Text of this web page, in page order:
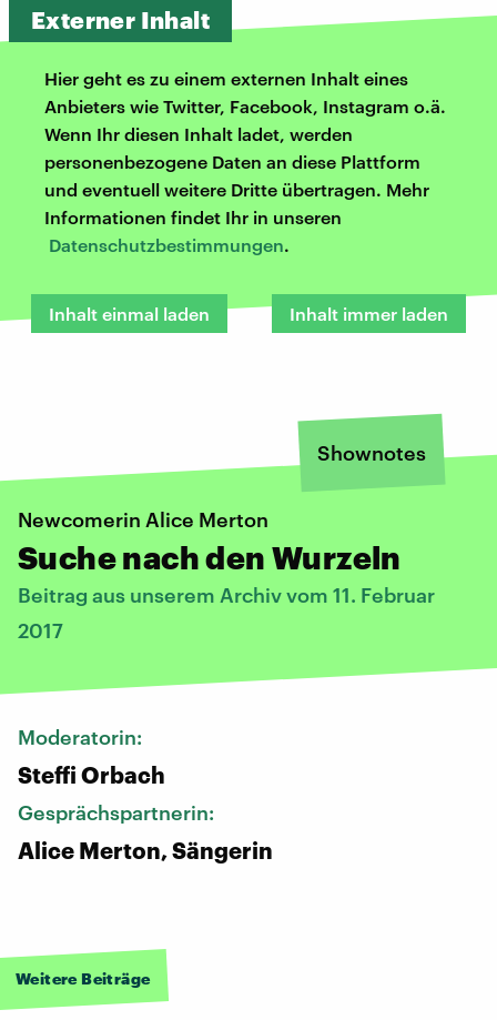
Externer Inhalt
Hier geht es zu einem externen Inhalt eines
Anbieters wie Twitter, Facebook, Instagram o.ä.
Wenn Ihr diesen Inhalt ladet, werden
personenbezogene Daten an diese Plattform
und eventuell weitere Dritte übertragen. Mehr
Informationen findet Ihr in unseren
Datenschutzbestimmungen.
Inhalt einmal laden Inhalt immer laden
Shownotes
Newcomerin Alice Merton
Suche nach den Wurzeln
Beitrag aus unserem Archiv vom 11. Februar
2017
Moderatorin:
Steffi Orbach
Gesprächspartnerin:
Alice Merton, Sängerin
Weitere Beiträge